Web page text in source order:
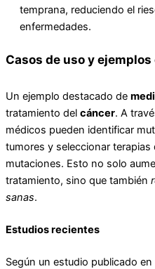
temprana, reduciendo el
enfermedades.
Casos de uso y
Un ejemplo destacado de
tratamiento del cáncer. A
médicos pueden identificar
tumores y seleccionar terapias
mutaciones. Esto no solo
tratamiento, sino que también
sanas.
Estudios recientes
Según un estudio publicado en